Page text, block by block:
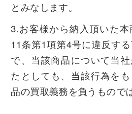
とみなします。
3.お客様から納入頂いた
11条第1項第4号に違反す
で、当該商品について当
たとしても、当該行為を
品の買取義務を負うもので